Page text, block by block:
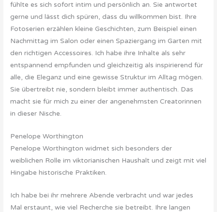
fühlte es sich sofort intim und persönlich an. Sie antwortet
gerne und lässt dich spüren, dass du willkommen bist. Ihre
Fotoserien erzählen kleine Geschichten, zum Beispiel einen
Nachmittag im Salon oder einen Spaziergang im Garten mit
den richtigen Accessoires. Ich habe ihre Inhalte als sehr
entspannend empfunden und gleichzeitig als inspirierend für
alle, die Eleganz und eine gewisse Struktur im Alltag mögen.
Sie übertreibt nie, sondern bleibt immer authentisch. Das
macht sie für mich zu einer der angenehmsten Creatorinnen
in dieser Nische.
Penelope Worthington
Penelope Worthington widmet sich besonders der
weiblichen Rolle im viktorianischen Haushalt und zeigt mit viel
Hingabe historische Praktiken.
Ich habe bei ihr mehrere Abende verbracht und war jedes
Mal erstaunt, wie viel Recherche sie betreibt. Ihre langen